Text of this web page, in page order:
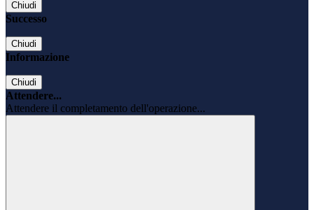
Chiudi
Successo
Chiudi
Informazione
Chiudi
Attendere...
Attendere il completamento dell'operazione...